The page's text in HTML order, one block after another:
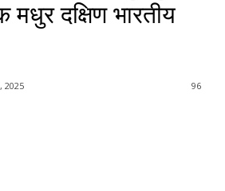
दक्षिण भारतीय
2025 96